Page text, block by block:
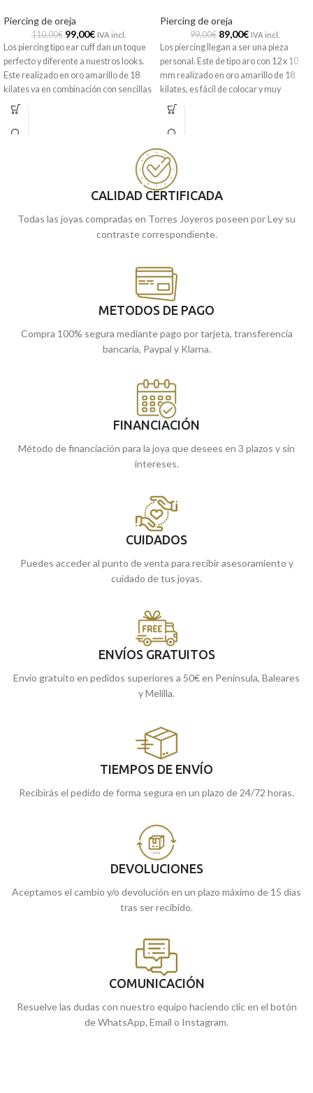
Piercing de oreja
110,00€ 99,00€ IVA incl.
Los piercing tipo ear cuff dan un toque
perfecto y diferente a nuestros looks.
Este realizado en oro amarillo de 18
kilates va en combinación con sencillas
bolitas que serán todo el centro de
atención.
tiendas de Málaga, o si lo prefieres,
puedes encargarlo online y te lo
Piercing de oreja
99,00€ 89,00€ IVA incl.
Los piercing llegan a ser una pieza
personal. Este de tipo aro con 12 x 10
mm realizado en oro amarillo de 18
kilates, es fácil de colocar y muy
cómodo de llevar. Además, combina
radiantes circonitas en su inferior que
no pasaran desapercibidas.
Puedes encontrarlo en nuestras
tiendas de Málaga y Melilla, o si lo
prefieres, puedes encargarlo online
y te lo enviamos a casa.
CALIDAD CERTIFICADA
Todas las joyas compradas en Torres Joyeros poseen por Ley su
contraste correspondiente.
METODOS DE PAGO
Compra 100% segura mediante pago por tarjeta, transferencia
bancaria, Paypal y Klarna.
FINANCIACIÓN
Método de financiación para la joya que desees en 3 plazos y sin
intereses.
CUIDADOS
Puedes acceder al punto de venta para recibir asesoramiento y
cuidado de tus joyas.
ENVÍOS GRATUITOS
Envío gratuito en pedidos superiores a 50€ en Península, Baleares
y Melilla.
TIEMPOS DE ENVÍO
Recibirás el pedido de forma segura en un plazo de 24/72 horas.
DEVOLUCIONES
Aceptamos el cambio y/o devolución en un plazo máximo de 15 días
tras ser recibido.
COMUNICACIÓN
Resuelve las dudas con nuestro equipo haciendo clic en el botón
de WhatsApp, Email o Instagram.